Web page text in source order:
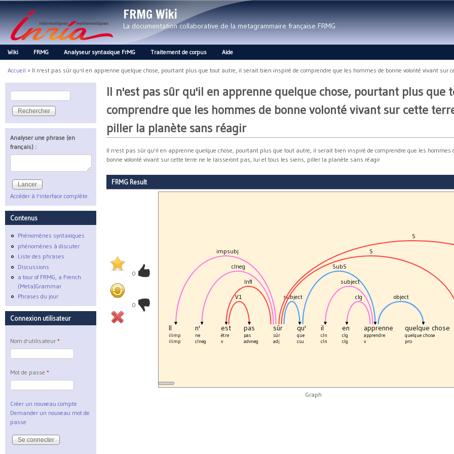
FRMG Wiki
La documentation collaborative de la metagrammaire française FRMG
Main menu
Wiki FRMG Analyseur syntaxique FrMG Traitement de corpus Aide
Vous êtes ici
Accueil » Il n'est pas sûr qu'il en apprenne quelque chose, pourtant plus que tout autre, il serait bien inspiré de comprendre que les hommes de bonne volonté vivant
Il n'est pas sûr qu'il en apprenne quelque chose, pourtant plus
comprendre que les hommes de bonne volonté vivant sur cette
piller la planète sans réagir
Il n'est pas sûr qu'il en apprenne quelque chose, pourtant plus que tout autre, il serait bien inspiré de comprendre que les hommes
bonne volonté vivant sur cette terre ne le laisseront pas, lui et tous les siens, piller la planète sans réagir
FRMG Result
0
0
Il
ilimp
ilimp
n'
ne
clneg
est
être
v
pas
pas
advneg
sûr
sûr
adj
qu'
que
csu
il
cln
cln
en
clg
clg
apprenne
apprendre
v
quelque chose
quelque chose
pro
subject
clg
object
V1
Infl
clneg
impsubj
subject
S
S
SubS
Graph
Formulaire de recherche
Rechercher
Analyser une phrase (en
français) :
Accéder à l'interface complète.
Contenus
Phénomènes syntaxiques
phénomènes à discuter
Liste des phrases
Discussions
a tour of FRMG, a French
(Meta)Grammar
Phrases du jour
Connexion utilisateur
Nom d'utilisateur *
Mot de passe *
Créer un nouveau compte
Demander un nouveau mot de
passe